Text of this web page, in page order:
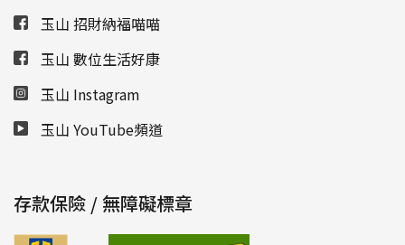
玉山 招財納福喵喵
玉山 數位生活好康
玉山 Instagram
玉山 YouTube頻道
存款保險 / 無障礙標章